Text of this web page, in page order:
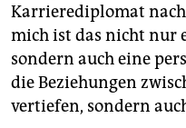
Karrierediplomat
mich ist das nicht nur
sondern auch eine
die Beziehungen
vertiefen, sondern